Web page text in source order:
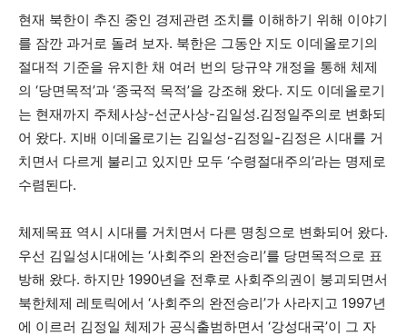
현재 북한이 추진 중인 경제관련 조치를 이해하기 위해 이야기
를 잠깐 과거로 돌려 보자. 북한은 그동안 지도 이데올로기의
절대적 기준을 유지한 채 여러 번의 당규약 개정을 통해 체제
의 ‘당면목적’과 ‘종국적 목적’을 강조해 왔다. 지도 이데올로기
는 현재까지 주체사상-선군사상-김일성․김정일주의로 변화되
어 왔다. 지배 이데올로기는 김일성-김정일-김정은 시대를 거
치면서 다르게 불리고 있지만 모두 ‘수령절대주의’라는 명제로
수렴된다.
체제목표 역시 시대를 거치면서 다른 명칭으로 변화되어 왔다.
우선 김일성시대에는 ‘사회주의 완전승리’를 당면목적으로 표
방해 왔다. 하지만 1990년을 전후로 사회주의권이 붕괴되면서
북한체제 레토릭에서 ‘사회주의 완전승리’가 사라지고 1997년
에 이르러 김정일 체제가 공식출범하면서 ‘강성대국’이 그 자